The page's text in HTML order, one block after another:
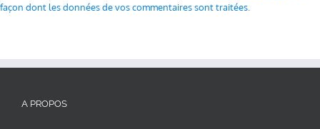
façon dont les données de vos commentaires sont traitées
A PROPOS